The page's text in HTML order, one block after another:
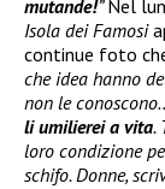
mutande!”Nel
Isola dei Famosi
continue foto
che idea hanno
non le
li umilierei a vita.
loro condizione
schifo. Donne,